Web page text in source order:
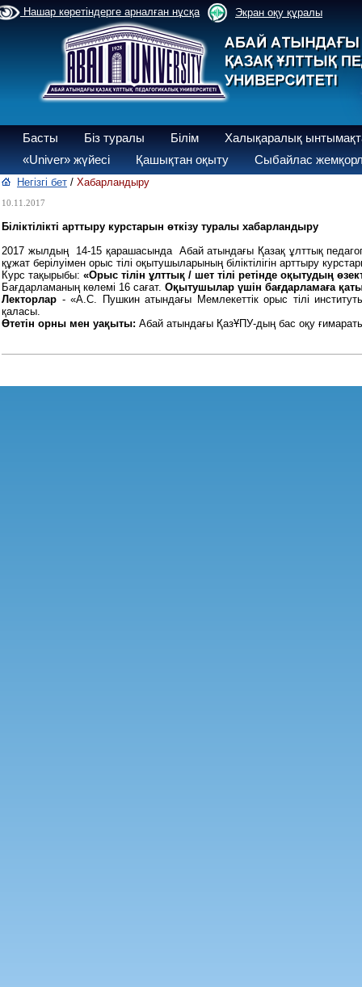
Нашар көретіндерге арналған нұсқа Экран оқу құралы
Басты Біз туралы Білім
Халықаралық
«Univer» жүйесі
Қашықтан оқыту Сыбайлас
Негізгі бет / Хабарландыру
10.11.2017
Біліктілікті арттыру курстарын өткізу туралы хабарландыру
2017 жылдың 14-15 қарашасында Абай атындағы Қазақ ұлттық
құжат берілуімен орыс тілі оқытушыларының біліктілігін арттыру
Курс тақырыбы: «Орыс тілін ұлттық / шет тілі ретінде оқытудың
Бағдарламаның көлемі 16 сағат. Оқытушылар үшін бағдарламаға
Лекторлар - «А.С. Пушкин атындағы Мемлекеттік орыс тілі
қаласы.
Өтетін орны мен уақыты: Абай атындағы ҚазҰПУ-дың бас оқу